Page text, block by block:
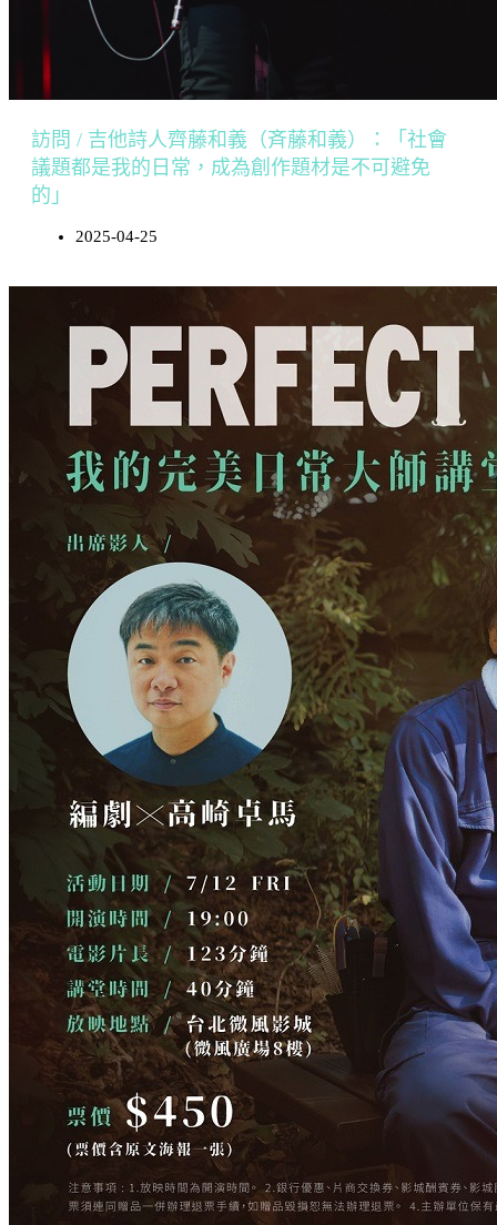
訪問 / 吉他詩人齊藤和義（斉藤和義）：「社會
議題都是我的日常，成為創作題材是不可避免
的」
2025-04-25